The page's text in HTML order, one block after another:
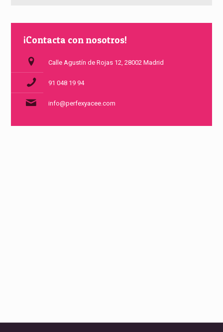
¡Contacta con nosotros!
Calle Agustín de Rojas 12, 28002 Madrid
91 048 19 94
info@perfexyacee.com